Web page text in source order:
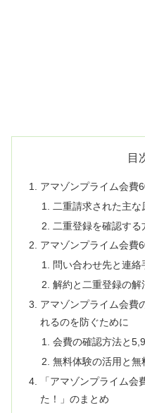
目
アマゾンプライム会費
二重請求された主な
二重登録を確認する
アマゾンプライム会費
問い合わせ先と連絡
解約と二重登録の解
アマゾンプライム会費
れるのを防ぐために
会費の確認方法と
無料体験の活用と無
「アマゾンプライム
た！」のまとめ